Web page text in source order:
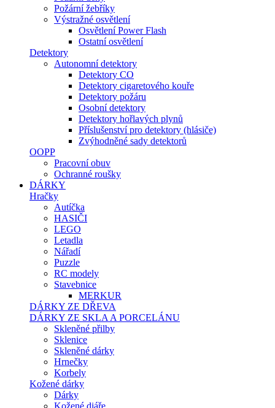
Požární žebříky
Výstražné osvětlení
Osvětlení Power Flash
Ostatní osvětlení
Detektory
Autonomní detektory
Detektory CO
Detektory cigaretového kouře
Detektory požáru
Osobní detektory
Detektory hořlavých plynů
Příslušenství pro detektory (hlásiče)
Zvýhodněné sady detektorů
OOPP
Pracovní obuv
Ochranné roušky
DÁRKY
Hračky
Autíčka
HASIČI
LEGO
Letadla
Nářadí
Puzzle
RC modely
Stavebnice
MERKUR
DÁRKY ZE DŘEVA
DÁRKY ZE SKLA A PORCELÁNU
Skleněné přilby
Sklenice
Skleněné dárky
Hrnečky
Korbely
Kožené dárky
Dárky
Kožené diáře